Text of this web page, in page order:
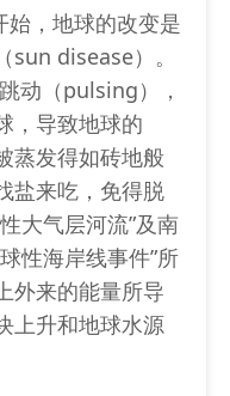
始，地球的改变是
disease）。
动（pulsing），
，导致地球的
蒸发得如砖地般
盐来吃，免得脱
大气层河流”及南
性海岸线事件”所
外来的能量所导
上升和地球水源